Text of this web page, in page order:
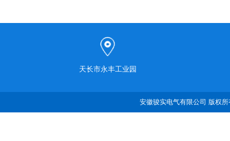
天长市永丰工业园
安徽骏实电气有限公司 版权